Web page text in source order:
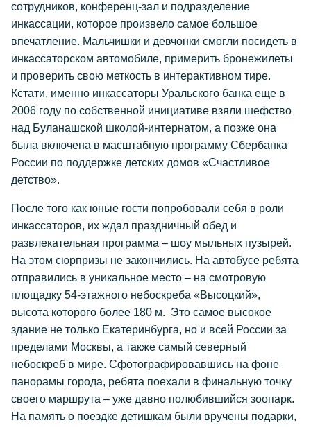
сотрудников, конференц-зал и подразделение
инкассации, которое произвело самое большое
впечатление. Мальчишки и девчонки смогли посидеть в
инкассаторском автомобиле, примерить бронежилеты
и проверить свою меткость в интерактивном тире.
Кстати, именно инкассаторы Уральского банка еще в
2006 году по собственной инициативе взяли шефство
над Буланашской школой-интернатом, а позже она
была включена в масштабную программу Сбербанка
России по поддержке детских домов «Счастливое
детство».
После того как юные гости попробовали себя в роли
инкассаторов, их ждал праздничный обед и
развлекательная программа – шоу мыльных пузырей.
На этом сюрпризы не закончились. На автобусе ребята
отправились в уникальное место – на смотровую
площадку 54-этажного небоскреба «Высоцкий»,
высота которого более 180 м. Это самое высокое
здание не только Екатеринбурга, но и всей России за
пределами Москвы, а также самый северный
небоскреб в мире. Сфотографировавшись на фоне
панорамы города, ребята поехали в финальную точку
своего маршрута – уже давно полюбившийся зоопарк.
На память о поездке детишкам были вручены подарки,